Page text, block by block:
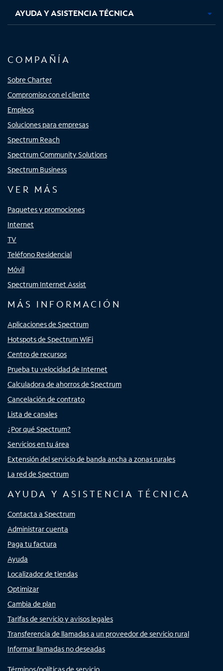
AYUDA Y ASISTENCIA TÉCNICA
COMPAÑÍA
Sobre Charter
Compromiso con el cliente
Empleos
Soluciones para empresas
Spectrum Reach
Spectrum Community Solutions
Spectrum Business
VER MÁS
Paquetes y promociones
Internet
TV
Teléfono Residencial
Móvil
Spectrum Internet Assist
MÁS INFORMACIÓN
Aplicaciones de Spectrum
Hotspots de Spectrum WiFi
Centro de recursos
Prueba tu velocidad de Internet
Calculadora de ahorros de Spectrum
Cancelación de contrato
Lista de canales
¿Por qué Spectrum?
Servicios en tu área
Extensión del servicio de banda ancha a zonas rurales
La red de Spectrum
AYUDA Y ASISTENCIA TÉCNICA
Contacta a Spectrum
Administrar cuenta
Paga tu factura
Ayuda
Localizador de tiendas
Optimizar
Cambia de plan
Tarifas de servicio y avisos legales
Transferencia de llamadas a un proveedor de servicio rural
Informar llamadas no deseadas